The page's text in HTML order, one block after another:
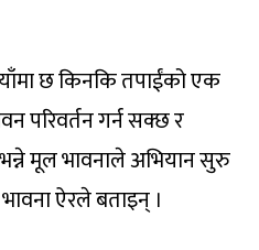
छ किनकि तपाईंको एक
परिवर्तन गर्न सक्छ र
मूल भावनाले अभियान सुरु
ऐरले बताइन् ।